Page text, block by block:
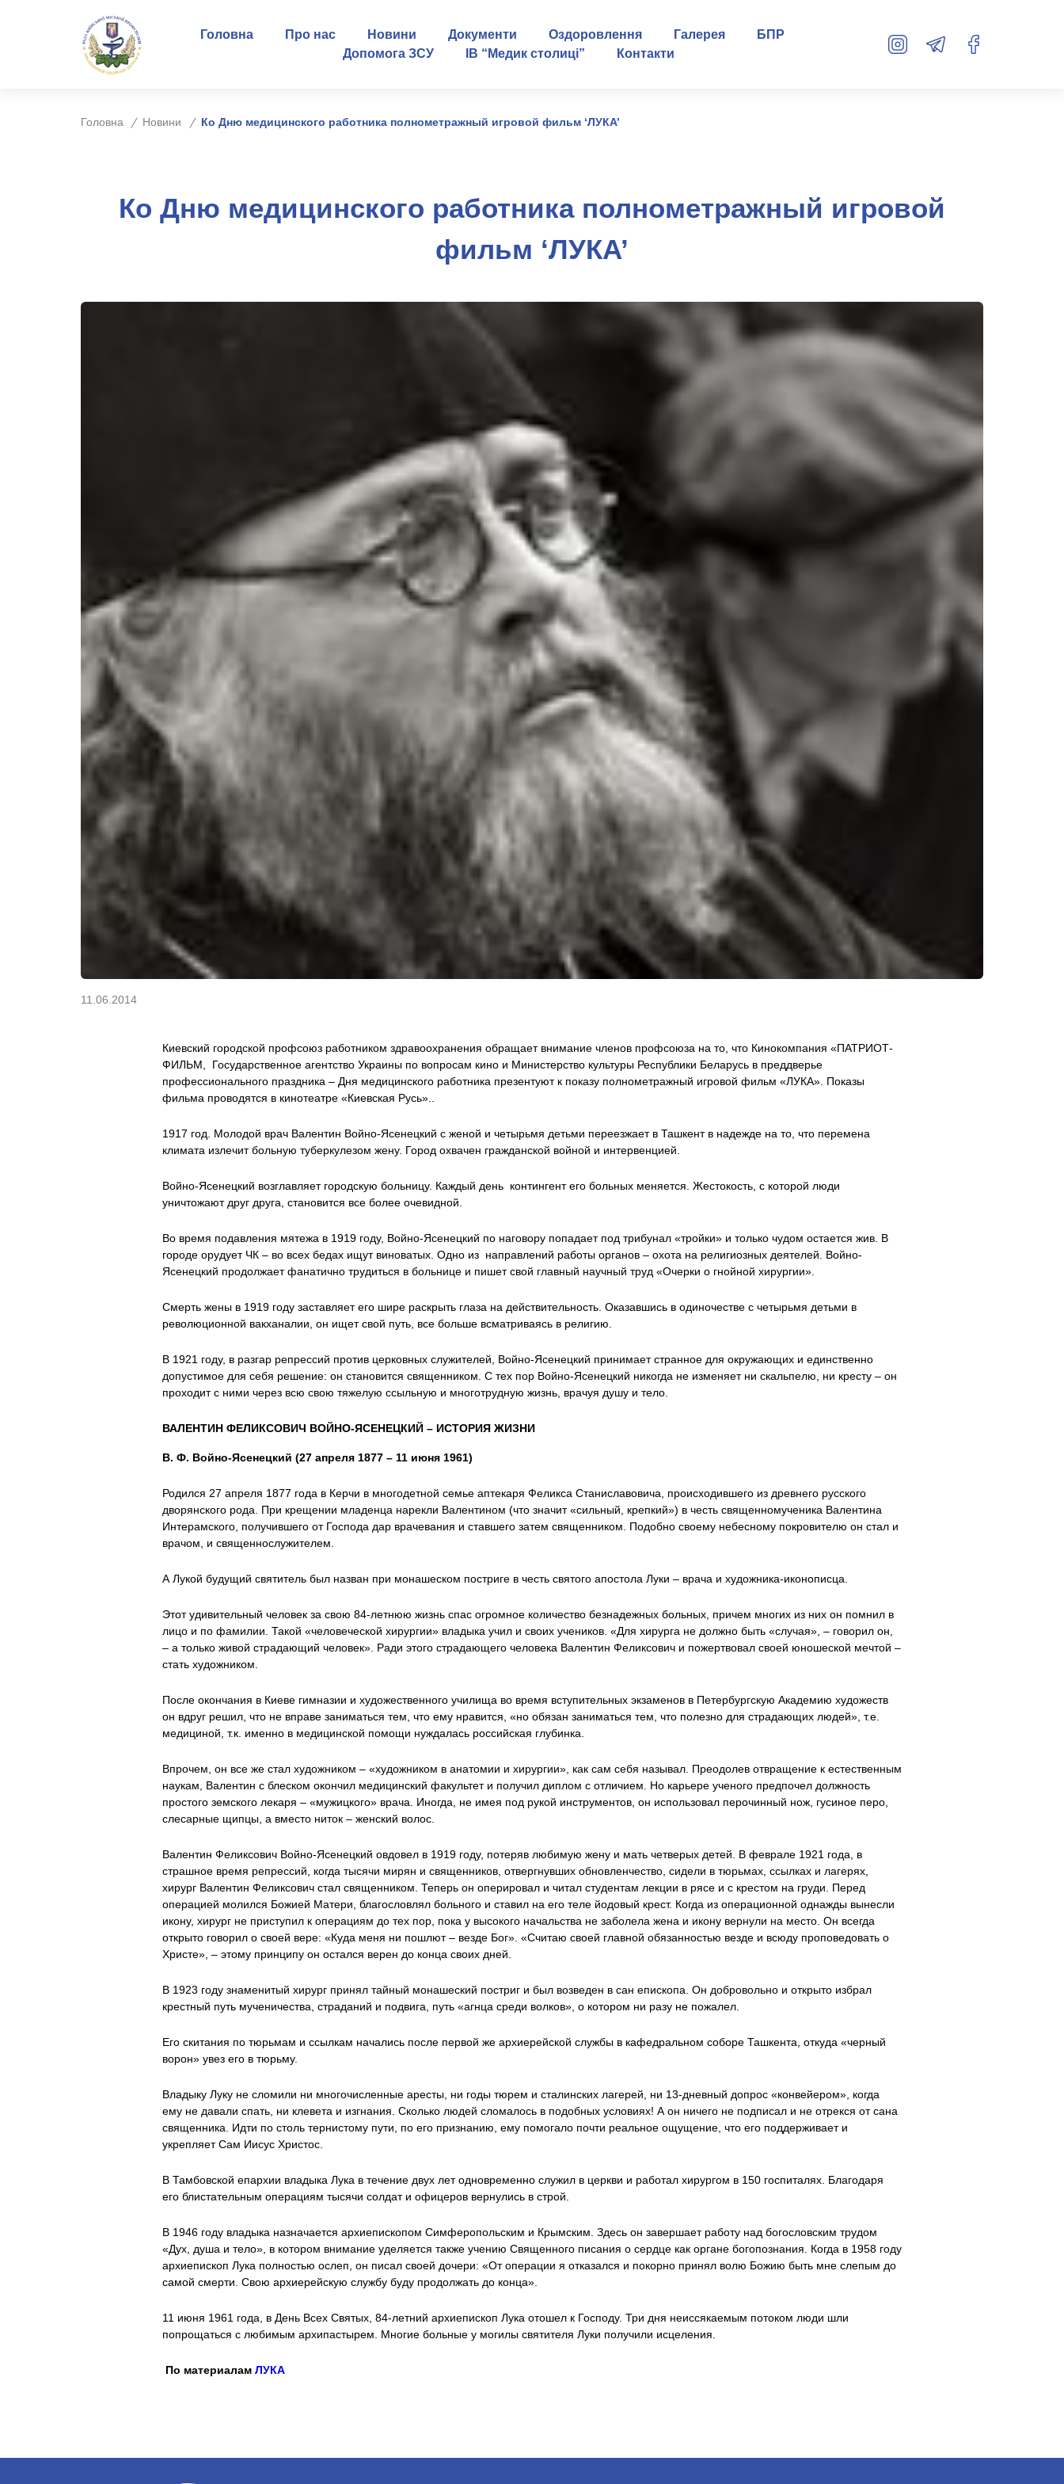
Головна Про нас Новини Документи Оздоровлення Галерея
БПР
Допомога ЗСУ
ІВ “Медик столиці” Контакти
Головна Новини Ко Дню медицинского работника полнометражный игровой фильм ‘ЛУКА’
Ко Дню медицинского работника полнометражный игровой
фильм ‘ЛУКА’
11.06.2014
Киевский городской профсоюз работником здравоохранения обращает внимание членов профсоюза на то, что Кинокомпания «ПАТРИОТ-
ФИЛЬМ, Государственное агентство Украины по вопросам кино и Министерство культуры Республики Беларусь в преддверье
профессионального праздника – Дня медицинского работника презентуют к показу полнометражный игровой фильм «ЛУКА». Показы
фильма проводятся в кинотеатре «Киевская Русь»..
1917 год. Молодой врач Валентин Войно-Ясенецкий с женой и четырьмя детьми переезжает в Ташкент в надежде на то, что перемена
климата излечит больную туберкулезом жену. Город охвачен гражданской войной и интервенцией.
Войно-Ясенецкий возглавляет городскую больницу. Каждый день контингент его больных меняется. Жестокость, с которой люди
уничтожают друг друга, становится все более очевидной.
Во время подавления мятежа в 1919 году, Войно-Ясенецкий по наговору попадает под трибунал «тройки» и только чудом остается жив. В
городе орудует ЧК – во всех бедах ищут виноватых. Одно из направлений работы органов – охота на религиозных деятелей. Войно-
Ясенецкий продолжает фанатично трудиться в больнице и пишет свой главный научный труд «Очерки о гнойной хирургии».
Смерть жены в 1919 году заставляет его шире раскрыть глаза на действительность. Оказавшись в одиночестве с четырьмя детьми в
революционной вакханалии, он ищет свой путь, все больше всматриваясь в религию.
В 1921 году, в разгар репрессий против церковных служителей, Войно-Ясенецкий принимает странное для окружающих и единственно
допустимое для себя решение: он становится священником. С тех пор Войно-Ясенецкий никогда не изменяет ни скальпелю, ни кресту – он
проходит с ними через всю свою тяжелую ссыльную и многотрудную жизнь, врачуя душу и тело.
ВАЛЕНТИН ФЕЛИКСОВИЧ ВОЙНО-ЯСЕНЕЦКИЙ – ИСТОРИЯ ЖИЗНИ
В. Ф. Войно-Ясенецкий (27 апреля 1877 – 11 июня 1961)
Родился 27 апреля 1877 года в Керчи в многодетной семье аптекаря Феликса Станиславовича, происходившего из древнего русского
дворянского рода. При крещении младенца нарекли Валентином (что значит «сильный, крепкий») в честь священномученика Валентина
Интерамского, получившего от Господа дар врачевания и ставшего затем священником. Подобно своему небесному покровителю он стал и
врачом, и священнослужителем.
А Лукой будущий святитель был назван при монашеском постриге в честь святого апостола Луки – врача и художника-иконописца.
Этот удивительный человек за свою 84-летнюю жизнь спас огромное количество безнадежных больных, причем многих из них он помнил в
лицо и по фамилии. Такой «человеческой хирургии» владыка учил и своих учеников. «Для хирурга не должно быть «случая», – говорил он,
– а только живой страдающий человек». Ради этого страдающего человека Валентин Феликсович и пожертвовал своей юношеской мечтой –
стать художником.
После окончания в Киеве гимназии и художественного училища во время вступительных экзаменов в Петербургскую Академию художеств
он вдруг решил, что не вправе заниматься тем, что ему нравится, «но обязан заниматься тем, что полезно для страдающих людей», т.е.
медициной, т.к. именно в медицинской помощи нуждалась российская глубинка.
Впрочем, он все же стал художником – «художником в анатомии и хирургии», как сам себя называл. Преодолев отвращение к естественным
наукам, Валентин с блеском окончил медицинский факультет и получил диплом с отличием. Но карьере ученого предпочел должность
простого земского лекаря – «мужицкого» врача. Иногда, не имея под рукой инструментов, он использовал перочинный нож, гусиное перо,
слесарные щипцы, а вместо ниток – женский волос.
Валентин Феликсович Войно-Ясенецкий овдовел в 1919 году, потеряв любимую жену и мать четверых детей. В феврале 1921 года, в
страшное время репрессий, когда тысячи мирян и священников, отвергнувших обновленчество, сидели в тюрьмах, ссылках и лагерях,
хирург Валентин Феликсович стал священником. Теперь он оперировал и читал студентам лекции в рясе и с крестом на груди. Перед
операцией молился Божией Матери, благословлял больного и ставил на его теле йодовый крест. Когда из операционной однажды вынесли
икону, хирург не приступил к операциям до тех пор, пока у высокого начальства не заболела жена и икону вернули на место. Он всегда
открыто говорил о своей вере: «Куда меня ни пошлют – везде Бог». «Считаю своей главной обязанностью везде и всюду проповедовать о
Христе», – этому принципу он остался верен до конца своих дней.
В 1923 году знаменитый хирург принял тайный монашеский постриг и был возведен в сан епископа. Он добровольно и открыто избрал
крестный путь мученичества, страданий и подвига, путь «агнца среди волков», о котором ни разу не пожалел.
Его скитания по тюрьмам и ссылкам начались после первой же архиерейской службы в кафедральном соборе Ташкента, откуда «черный
ворон» увез его в тюрьму.
Владыку Луку не сломили ни многочисленные аресты, ни годы тюрем и сталинских лагерей, ни 13-дневный допрос «конвейером», когда
ему не давали спать, ни клевета и изгнания. Сколько людей сломалось в подобных условиях! А он ничего не подписал и не отрекся от сана
священника. Идти по столь тернистому пути, по его признанию, ему помогало почти реальное ощущение, что его поддерживает и
укрепляет Сам Иисус Христос.
В Тамбовской епархии владыка Лука в течение двух лет одновременно служил в церкви и работал хирургом в 150 госпиталях. Благодаря
его блистательным операциям тысячи солдат и офицеров вернулись в строй.
В 1946 году владыка назначается архиепископом Симферопольским и Крымским. Здесь он завершает работу над богословским трудом
«Дух, душа и тело», в котором внимание уделяется также учению Священного писания о сердце как органе богопознания. Когда в 1958 году
архиепископ Лука полностью ослеп, он писал своей дочери: «От операции я отказался и покорно принял волю Божию быть мне слепым до
самой смерти. Свою архиерейскую службу буду продолжать до конца».
11 июня 1961 года, в День Всех Святых, 84-летний архиепископ Лука отошел к Господу. Три дня неиссякаемым потоком люди шли
попрощаться с любимым архипастырем. Многие больные у могилы святителя Луки получили исцеления.
По материалам ЛУКА